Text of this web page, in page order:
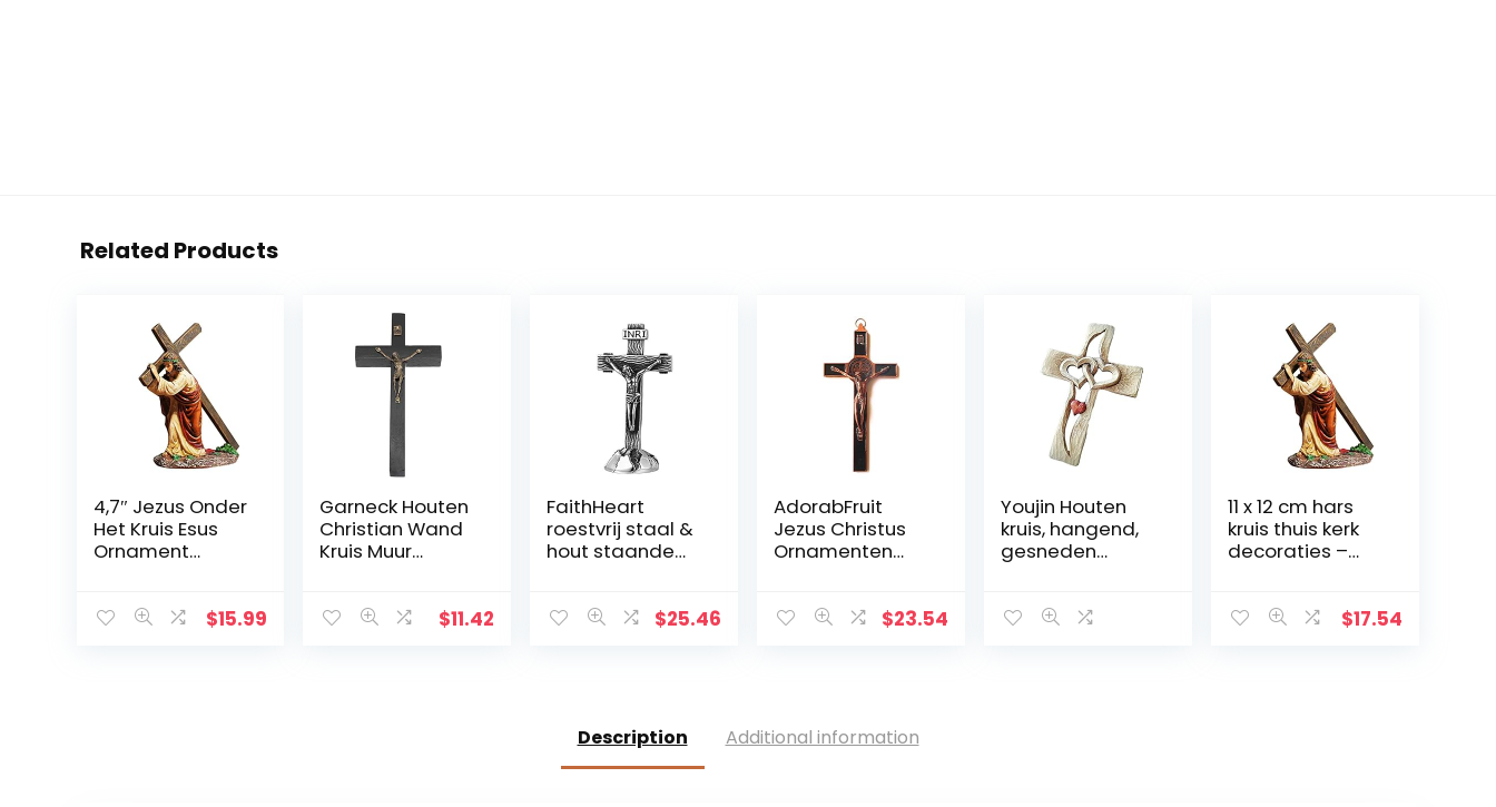
Related Products
4,7″ Jezus Onder
Het Kruis Esus
Ornament
Figuur Kerstmis
$15.99
Garneck Houten
Christian Wand
Kruis Muur
Zinklegering
$11.42
FaithHeart
roestvrij staal &
hout staande
Religieuze Home
$25.46
AdorabFruit
Jezus Christus
Ornamenten
Huis
$23.54
Youjin Houten
kruis, hangend,
gesneden
verstrengelde
11 x 12 cm hars
kruis thuis kerk
decoraties –
decoratie –
$17.54
Description Additional information